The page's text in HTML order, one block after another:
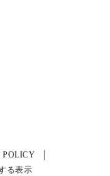
POLICY
る表示